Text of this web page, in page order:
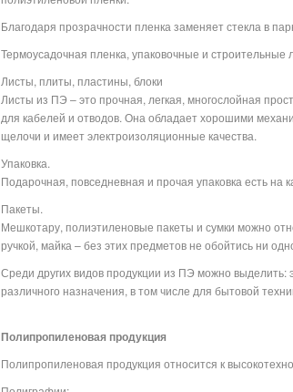
Благодаря прозрачности пленка заменяет стекла в
Термоусадочная пленка, упаковочные и
Листы, плиты, пластины, блоки
Листы из ПЭ – это прочная, легкая, многослойная
для кабелей и отводов. Она обладает хорошими
щелочи и имеет электроизоляционные качества.
Упаковка.
Подарочная, повседневная и прочая упаковка есть на
Пакеты.
Мешкотару, полиэтиленовые пакеты и сумки можно
ручкой, майка – без этих предметов не обойтись ни
Среди других видов продукции из ПЭ можно
различного назначения, в том числе для бытовой
Полипропиленовая продукция
Полипропиленовая продукция относится к